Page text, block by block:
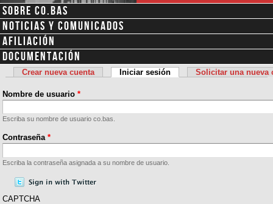
Menú secundario
SOBRE CO.BAS
NOTICIAS Y COMUNICADOS
AFILIACIÓN
DOCUMENTACIÓN
Solapas principales
Crear nueva cuenta Iniciar sesión (solapa activa)
Solicitar una nueva
Nombre de usuario*
Escriba su nombre de usuario co.bas.
Contraseña*
Escriba la contraseña asignada a su nombre de usuario.
CAPTCHA